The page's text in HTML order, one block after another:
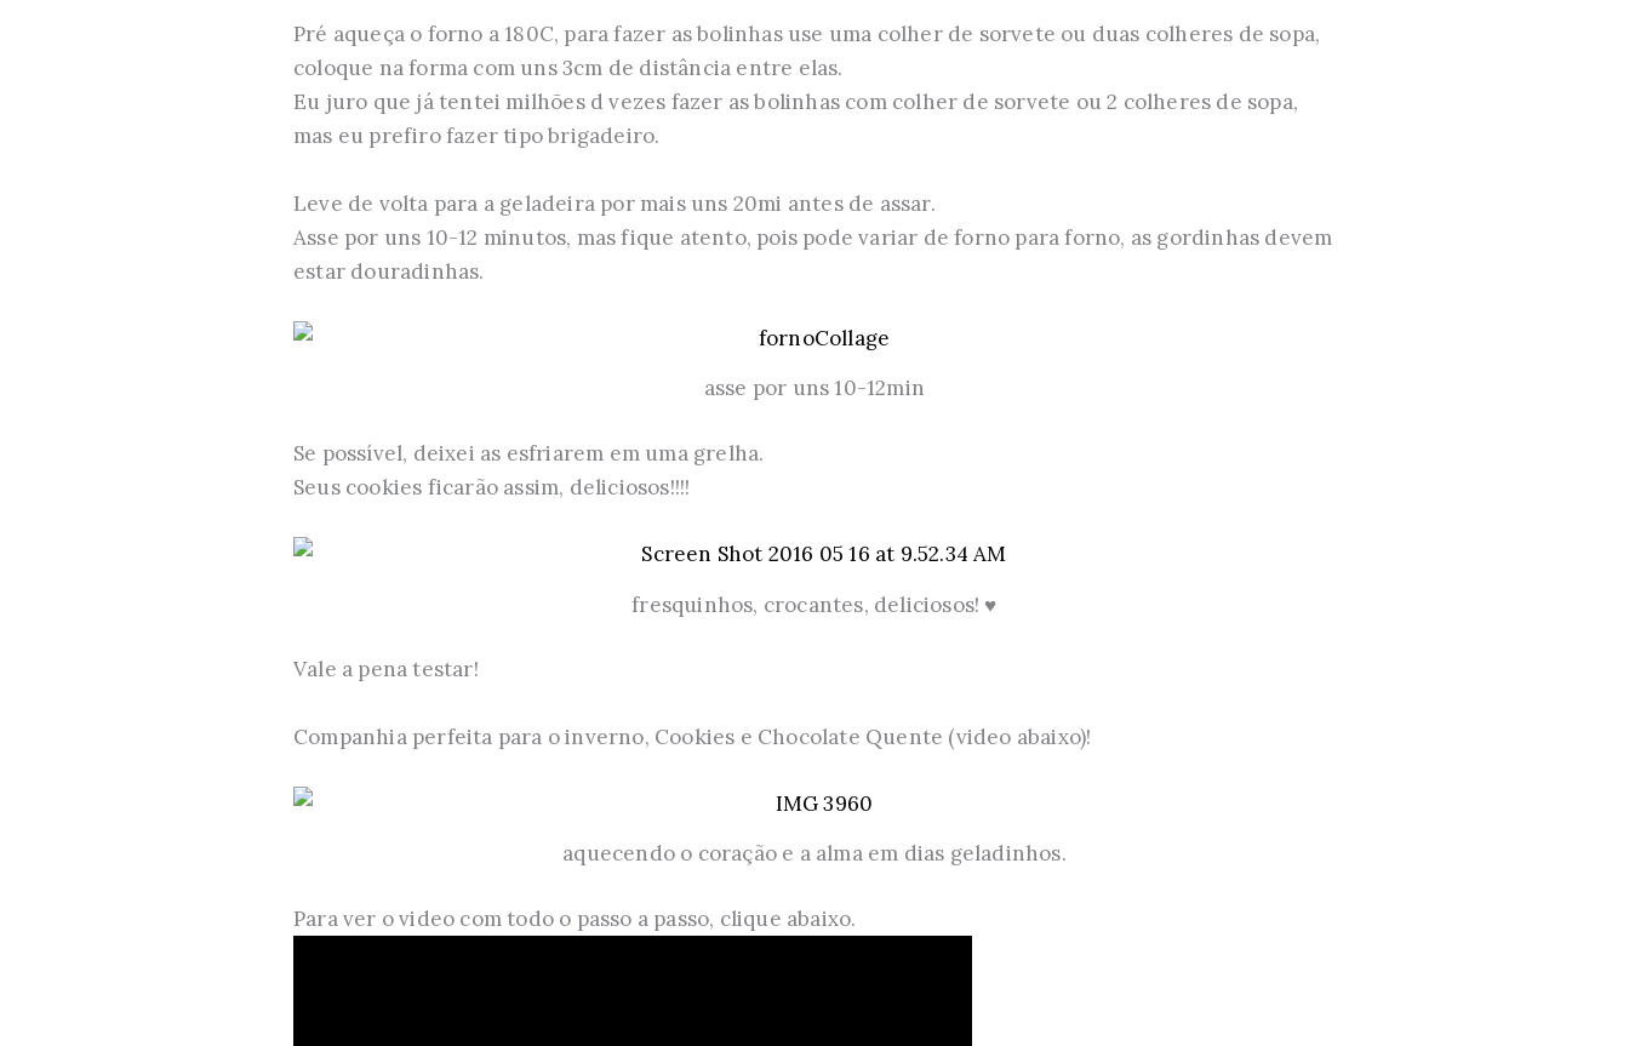
Pré aqueça o forno a 180C, para fazer as bolinhas use uma colher de sorvete ou duas colheres de sopa,
coloque na forma com uns 3cm de distância entre elas.
Eu juro que já tentei milhões d vezes fazer as bolinhas com colher de sorvete ou 2 colheres de sopa,
mas eu prefiro fazer tipo brigadeiro.
Leve de volta para a geladeira por mais uns 20mi antes de assar.
Asse por uns 10-12 minutos, mas fique atento, pois pode variar de forno para forno, as gordinhas devem
estar douradinhas.
asse por uns 10-12min
Se possível, deixei as esfriarem em uma grelha.
Seus cookies ficarão assim, deliciosos!!!!
fresquinhos, crocantes, deliciosos! ♥
Vale a pena testar!
Companhia perfeita para o inverno, Cookies e Chocolate Quente (video abaixo)!
aquecendo o coração e a alma em dias geladinhos.
Para ver o video com todo o passo a passo, clique abaixo.